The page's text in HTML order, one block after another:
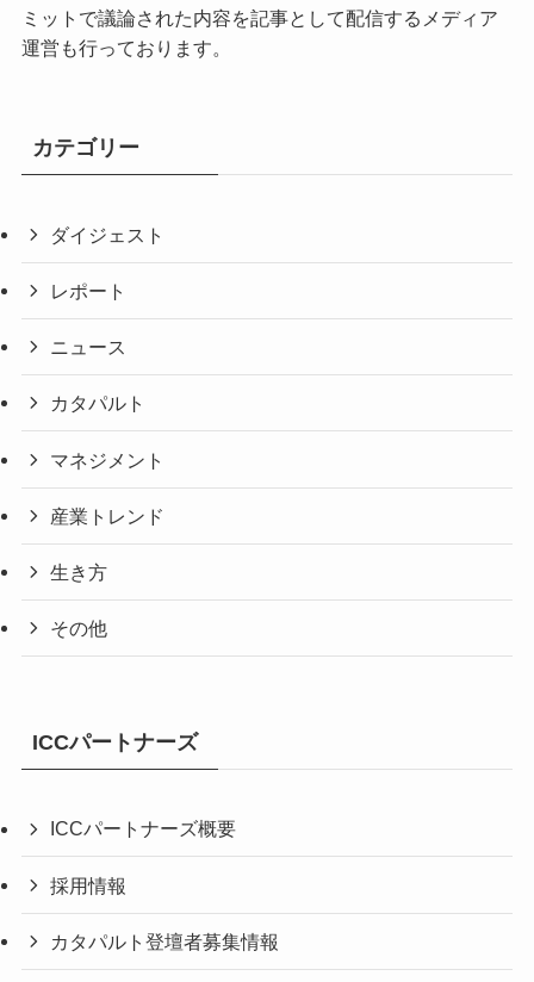
ミットで議論された内容を記事として配信するメディア
運営も行っております。
カテゴリー
ダイジェスト
レポート
ニュース
カタパルト
マネジメント
産業トレンド
生き方
その他
ICCパートナーズ
ICCパートナーズ概要
採用情報
カタパルト登壇者募集情報